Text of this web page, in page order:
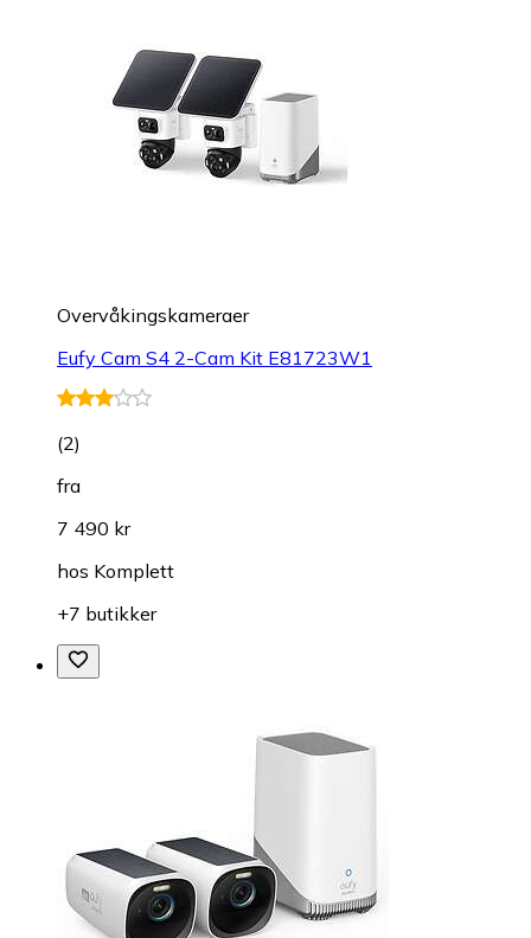
Overvåkings­kameraer
Eufy Cam S4 2-Cam Kit E81723W1
(2)
fra
7 490 kr
hos Komplett
+7 butikker